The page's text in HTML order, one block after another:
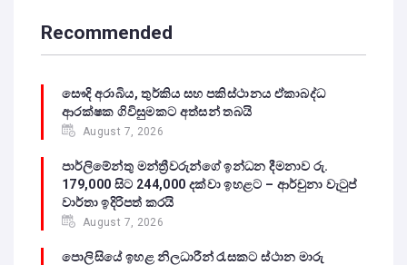
Recommended
සෞදි අරාබිය, තුර්කිය සහ පකිස්ථානය ඒකාබද්ධ
ආරක්ෂක ගිවිසුමකට අත්සන් තබයි
August 7, 2026
පාර්ලිමේන්තු මන්ත්‍රීවරුන්ගේ ඉන්ධන දීමනාව රු.
179,000 සිට 244,000 දක්වා ඉහළට – ආර්චුනා වැටුප්
වාර්තා ඉදිරිපත් කරයි
August 7, 2026
පොලිසියේ ඉහළ නිලධාරීන් රැසකට ස්ථාන මාරු